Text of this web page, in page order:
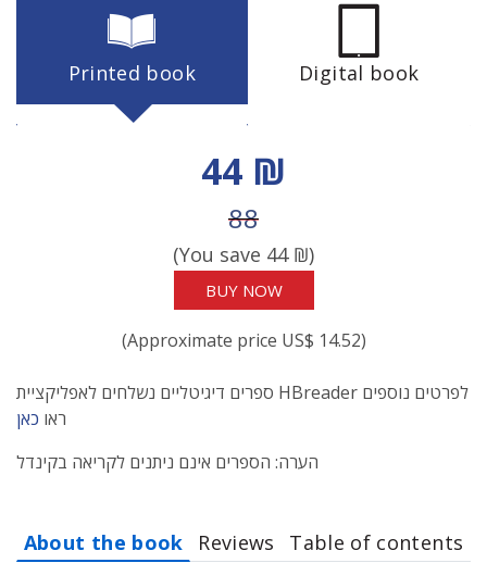
Printed book Digital book
Discount price
44 ₪
Price before discount
88
(You save 44₪)
BUY NOW
(Approximate price US$ 14.52)
ספרים דיגיטליים נשלחים לאפליקציית HBreader לפרטים נוספים
ראו כאן
הערה: הספרים אינם ניתנים לקריאה בקינדל
About the book Reviews Table of contents